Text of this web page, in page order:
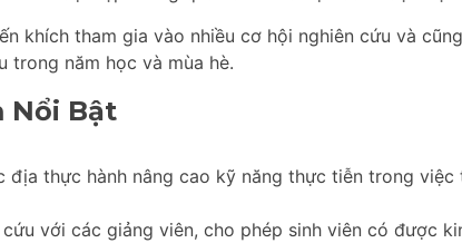
khích tham gia vào nhiều cơ hội nghiên cứu và
trong năm học và mùa hè.
Nổi Bật
địa thực hành nâng cao kỹ năng thực tiễn trong việc
với các giảng viên, cho phép sinh viên có được